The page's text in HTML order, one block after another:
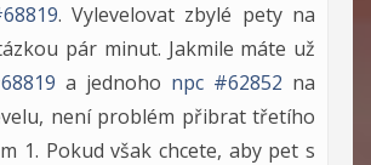
. Vylevelovat zbylé pety na
pár minut. Jakmile máte už
a jednoho npc #62852 na
není problém přibrat třetího
1. Pokud však chcete, aby pet s